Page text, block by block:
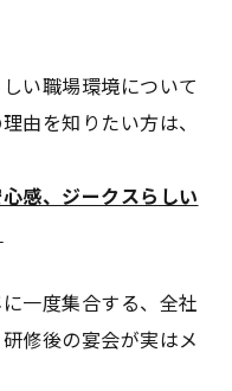
い職場環境について
由を知りたい方は、
感、ジークスらしい
一度集合する、全社
修後の宴会が実はメ